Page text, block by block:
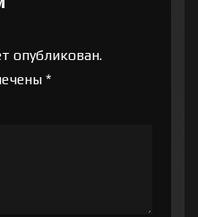
опубликован.
*